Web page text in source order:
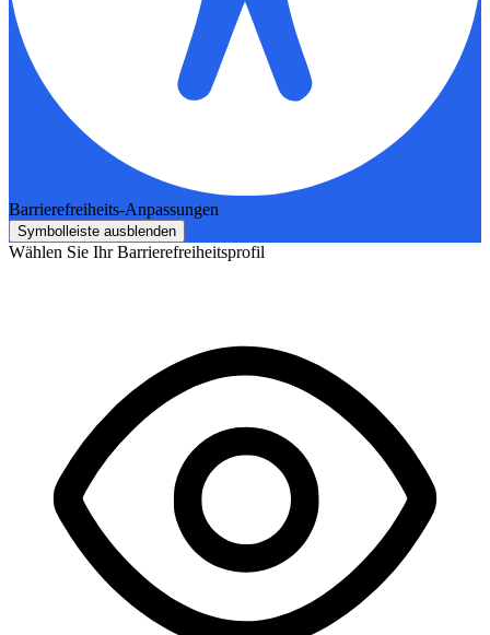
Barrierefreiheits-Anpassungen
Symbolleiste ausblenden
Wählen Sie Ihr Barrierefreiheitsprofil